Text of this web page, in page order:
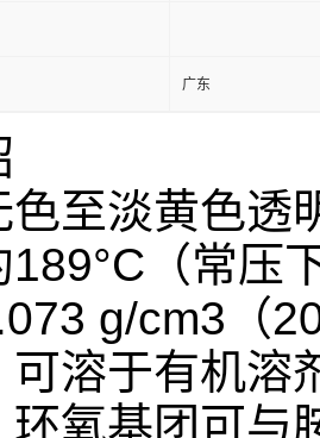
广东
色至淡黄色透
（常压
g/cm3（
可溶于有机溶
环氧基团可与